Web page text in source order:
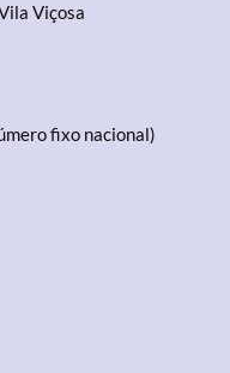
Viçosa
fixo nacional)